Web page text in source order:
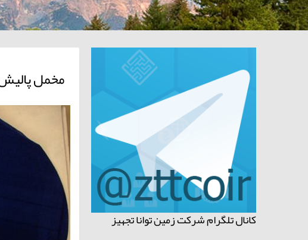
کانال تلگرام شرکت زمین توانا تجهیز
مخمل